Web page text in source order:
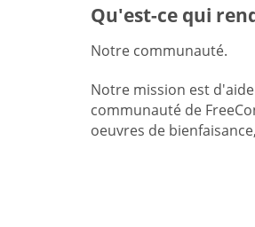
Qu'est-ce qui
Notre communauté.
Notre mission est
communauté de
oeuvres de